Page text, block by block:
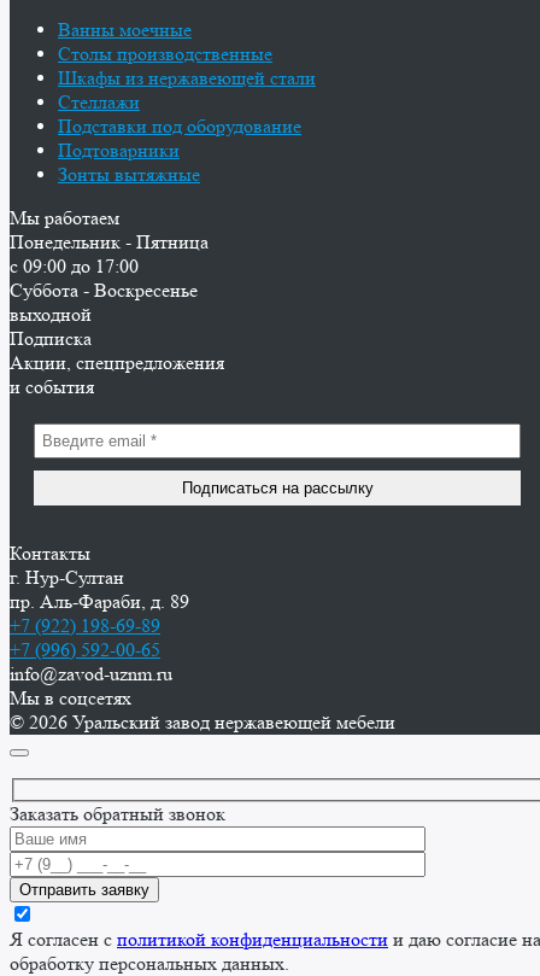
Ванны моечные
Столы производственные
Шкафы из нержавеющей стали
Стеллажи
Подставки под оборудование
Подтоварники
Зонты вытяжные
Мы работаем
Понедельник - Пятница
с 09:00 до 17:00
Суббота - Воскресенье
выходной
Подписка
Акции, спецпредложения
и события
Контакты
г. Нур-Cултан
пр. Аль-Фараби, д. 89
+7 (922) 198-69-89
+7 (996) 592-00-65
info@zavod-uznm.ru
Мы в соцсетях
© 2026 Уральский завод нержавеющей мебели
Заказать обратный звонок
Я согласен с политикой конфиденциальности и даю согласие на
обработку персональных данных.